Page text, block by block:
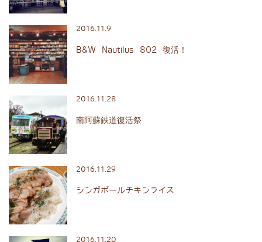
2016.11.9
B&W Nautilus 802 復活！
2016.11.28
南阿蘇鉄道復活祭
2016.11.29
シンガポールチキンライス
2016.11.20